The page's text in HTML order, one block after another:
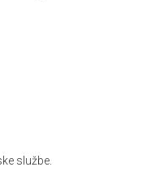
službe.